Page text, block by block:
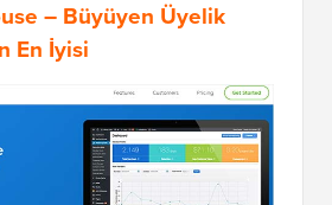
– Büyüyen Üyelik
En İyisi